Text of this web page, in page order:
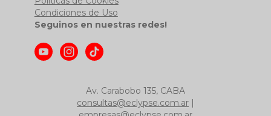
Condiciones de Uso
Seguinos en nuestras redes!
Av. Carabobo 135, CABA
consultas@eclypse.com.ar |